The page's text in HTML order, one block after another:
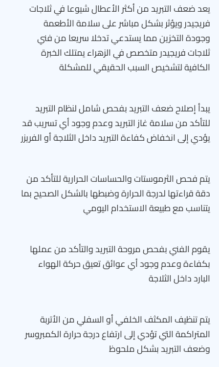
يعد ضعف التبريد من أكثر الأعطال شيوعا في ثلاجات
فريجيدر ويؤثر بشكل مباشر على سلامة الأطعمة
وجودة التخزين مما يستدعي تدخلا سريعا من فني
ثلاجات فريجيدر متخصص في الزهراء يمتلك الخبرة
الكافية لتشخيص السبب الحقيقي للمشكلة
يبدأ إصلاح ضعف التبريد بفحص شامل لنظام التبريد
للتأكد من سلامة غاز التبريد وعدم وجود أي تسريب قد
يؤدي إلى انخفاض كفاءة التبريد داخل الثلاجة أو الفريزر
يتم فحص الثرموستات والحساسات الحرارية للتأكد من
دقة قراءتها لدرجة الحرارة وضبطها بالشكل الصحيح بما
يتناسب مع طبيعة الاستخدام اليومي
يقوم الفني بفحص مروحة التبريد والتأكد من عملها
بكفاءة وعدم وجود أي عوائق تعيق حركة الهواء
البارد داخل الثلاجة
يتم تنظيف المكثف الخلفي أو السفلي من الأتربة
المتراكمة التي تؤدي إلى ارتفاع درجة حرارة الكمبروسر
وضعف التبريد بشكل ملحوظ